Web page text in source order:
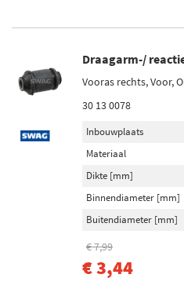
Draagarm-/
Vooras rechts, Voor,
30 13 0078
Inbouwplaats
Materiaal
Dikte [mm]
Binnendiameter [mm]
Buitendiameter [mm]
€ 7,99
€ 3,44